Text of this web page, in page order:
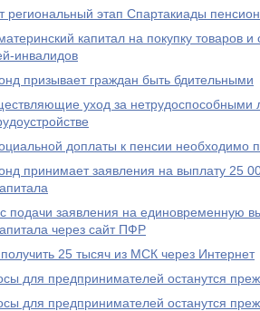
региональный этап Спартакиады
капитал на покупку товаров
инвалидов
призывает граждан быть бдительными
уход за
доплаты к пенсии необходимо
принимает заявления на выплату 25
подачи заявления на единовременную
через сайт ПФР
25 тысяч из МСК через Интернет
для предпринимателей останутся
для предпринимателей останутся